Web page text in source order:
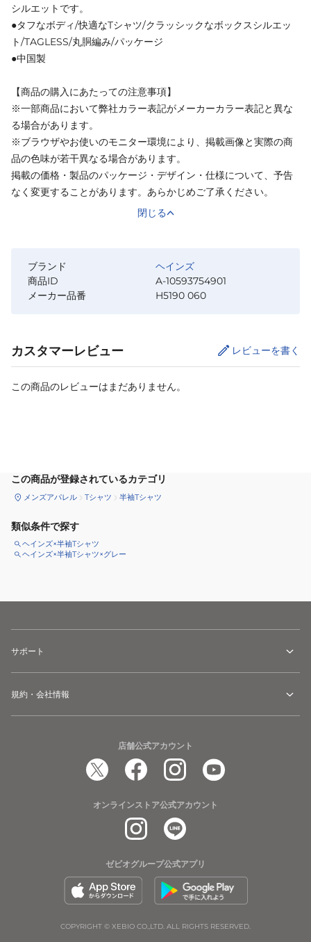
シルエットです。
●タフなボディ/快適なTシャツ/クラッシックなボックスシルエッ
ト/TAGLESS/丸胴編み/パッケージ
●中国製
【商品の購入にあたっての注意事項】
※一部商品において弊社カラー表記がメーカーカラー表記と異な
る場合があります。
※ブラウザやお使いのモニター環境により、掲載画像と実際の商
品の色味が若干異なる場合があります。
掲載の価格・製品のパッケージ・デザイン・仕様について、予告
なく変更することがあります。あらかじめご了承ください。
閉じる
ブランド
ヘインズ
商品ID
A-10593754901
メーカー品番
H5190 060
カスタマーレビュー レビューを書く
この商品のレビューはまだありません。
この商品が登録されているカテゴリ
メンズアパレル Tシャツ 半袖Tシャツ
類似条件で探す
ヘインズ×半袖Tシャツ
ヘインズ×半袖Tシャツ×グレー
サポート
規約・会社情報
店舗公式アカウント
オンラインストア公式アカウント
ゼビオグループ公式アプリ
COPYRIGHT © XEBIO CO.,LTD. ALL RIGHTS RESERVED.